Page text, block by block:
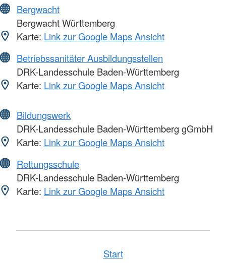
Bergwacht
Bergwacht Württemberg
Karte: Link zur Google Maps Ansicht
Betriebssanitäter Ausbildungsstellen
DRK-Landesschule Baden-Württemberg
Karte: Link zur Google Maps Ansicht
Bildungswerk
DRK-Landesschule Baden-Württemberg gGmbH
Karte: Link zur Google Maps Ansicht
Rettungsschule
DRK-Landesschule Baden-Württemberg
Karte: Link zur Google Maps Ansicht
Start